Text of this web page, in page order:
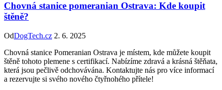
Chovná stanice pomeranian Ostrava: Kde koupit
štěně?
OdDogTech.cz 2. 6. 2025
Chovná stanice Pomeranian Ostrava je místem, kde můžete koupit
štěně tohoto plemene s certifikací. Nabízíme zdravá a krásná štěňata,
která jsou pečlivě odchovávána. Kontaktujte nás pro více informací
a rezervujte si svého nového čtyřnohého přítele!